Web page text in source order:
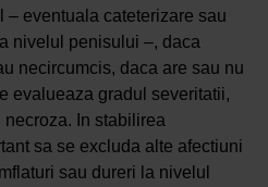
eventuala cateterizare sau
nivelul penisului –, daca
necircumcis, daca are sau nu
evalueaza gradul severitatii,
In stabilirea
sa se excluda alte afectiuni
sau dureri la nivelul